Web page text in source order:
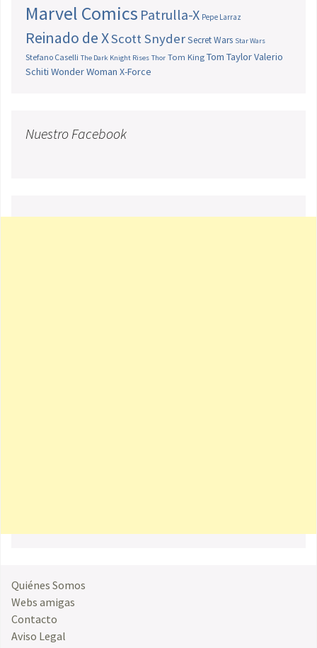
Marvel Comics Patrulla-X Pepe Larraz
Reinado de XScott SnyderSecret Wars Star Wars
Stefano Caselli The Dark Knight Rises Thor Tom King Tom TaylorValerio
Schiti Wonder Woman X-Force
Nuestro Facebook
Quiénes Somos
Webs amigas
Contacto
Aviso Legal